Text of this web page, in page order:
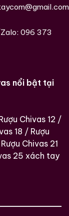
096 373
nổi bật tại
Chivas 12 /
18 / Rượu
Rượu Chivas 21
25 xách tay